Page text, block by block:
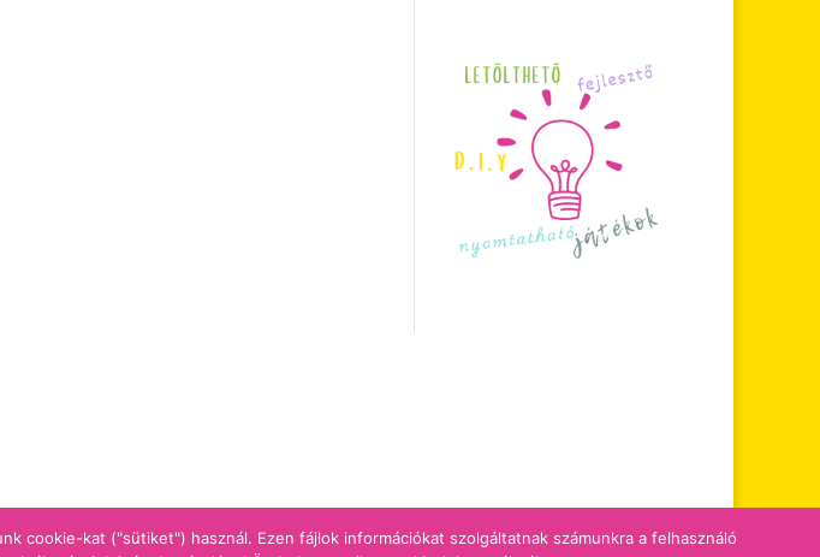
cookie-kat ("sütiket") használ. Ezen fájlok információkat szolgáltatnak számunkra a felhasználó